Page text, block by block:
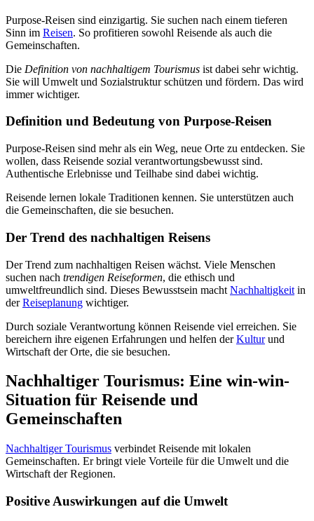
Purpose-Reisen sind einzigartig. Sie suchen nach einem tieferen
Sinn im Reisen. So profitieren sowohl Reisende als auch die
Gemeinschaften.
Die Definition von nachhaltigem Tourismus ist dabei sehr wichtig.
Sie will Umwelt und Sozialstruktur schützen und fördern. Das wird
immer wichtiger.
Definition und Bedeutung von Purpose-Reisen
Purpose-Reisen sind mehr als ein Weg, neue Orte zu entdecken. Sie
wollen, dass Reisende sozial verantwortungsbewusst sind.
Authentische Erlebnisse und Teilhabe sind dabei wichtig.
Reisende lernen lokale Traditionen kennen. Sie unterstützen auch
die Gemeinschaften, die sie besuchen.
Der Trend des nachhaltigen Reisens
Der Trend zum nachhaltigen Reisen wächst. Viele Menschen
suchen nach trendigen Reiseformen, die ethisch und
umweltfreundlich sind. Dieses Bewusstsein macht Nachhaltigkeit in
derReiseplanung wichtiger.
Durch soziale Verantwortung können Reisende viel erreichen. Sie
bereichern ihre eigenen Erfahrungen und helfen derKulturund
Wirtschaft der Orte, die sie besuchen.
Nachhaltiger Tourismus: Eine win-win-
Situation für Reisende und
Gemeinschaften
Nachhaltiger Tourismus verbindet Reisende mit lokalen
Gemeinschaften. Er bringt viele Vorteile für die Umwelt und die
Wirtschaft der Regionen.
Positive Auswirkungen auf die Umwelt